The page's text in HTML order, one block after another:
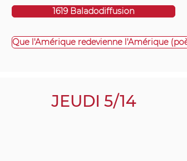
1619 Baladodiffusion
Que l'Amérique redevienne l'Amérique
JEUDI 5/14